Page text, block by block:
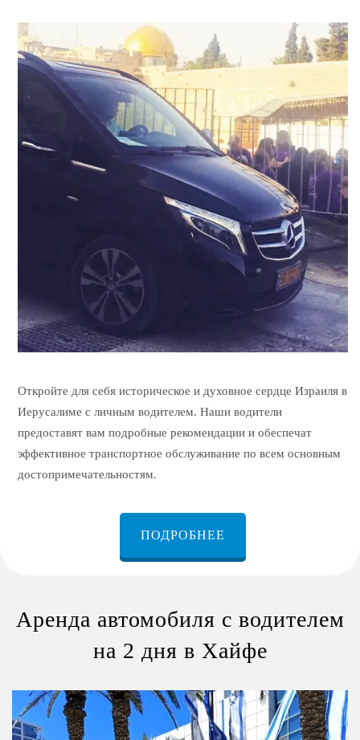
Откройте для себя историческое и духовное сердце Израиля в
Иерусалиме с личным водителем. Наши водители
предоставят вам подробные рекомендации и обеспечат
эффективное транспортное обслуживание по всем основным
достопримечательностям.
ПОДРОБНЕЕ
Аренда автомобиля с водителем
на 2 дня в Хайфе